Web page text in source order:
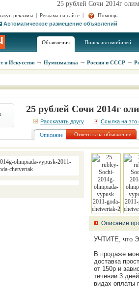
25 рублей Сочи 2014г
рекламы | Реклама на сайте |
Помощь
Автоматическое размещение объявлений
Объявления Поиск автомобилей
и Искусство Нумизматика Россия и СССР
25 рублей Сочи 2014г
Рассказать другу Ссылка на это
Описание Ответить на объявление
Описание
УЧТИТЕ, что
В продаже
доставка
от 150р и
течении 3
видах оплаты